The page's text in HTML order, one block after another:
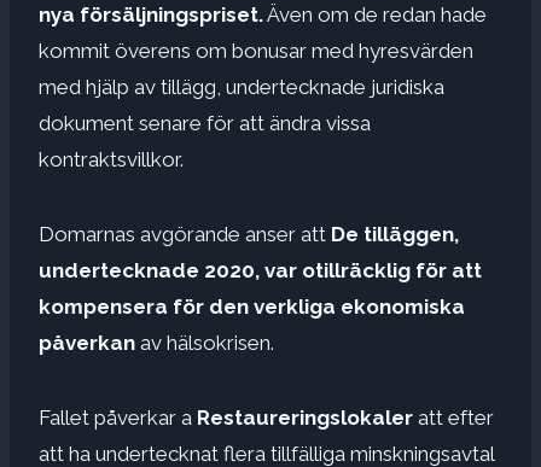
nya försäljningspriset.Även om de redan hade
kommit överens om bonusar med hyresvärden
med hjälp av tillägg, undertecknade juridiska
dokument senare för att ändra vissa
kontraktsvillkor.
Domarnas avgörande anser att De tilläggen,
undertecknade 2020, var otillräcklig för att
kompensera för den verkliga ekonomiska
påverkan av hälsokrisen.
Fallet påverkar a Restaureringslokaler att efter
att ha undertecknat flera tillfälliga minskningsavtal